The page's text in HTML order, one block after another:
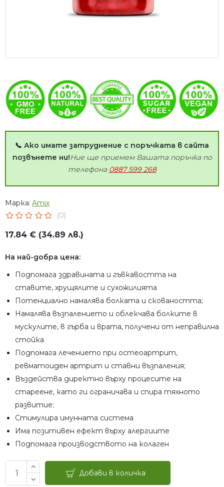
📞 Ако имате затруднение с поръчката в сайта
позвънете ни!Ние ще приемем Вашата поръчка по
телефона 0887 599 268
Марка: Amix
(0)
17.84 € (34.89 лв.)
На най-добра цена:
Подпомага здравината и гъвкавостта на
ставите, хрущялите и сухожилията
Потенциално намалява болката и сковаността;
Намалява възпалението и облекчава болките в
мускулите, в гърба и врата, получени от неправилна
стойка
Подпомага лечението при остеоартрит,
ревматоиден артрит и ставни възпаления;
Въздейства директно върху процесите на
стареене, като ги ограничава и спира тяхното
развитие;
Стимулира имунната система
Има позитивен ефект върху алергиите
Подпомага производството на колаген
Добави в количка